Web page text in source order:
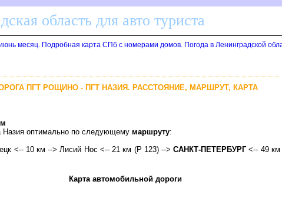
область для авто туриста
месяц. Подробная карта СПб с номерами домов. Погода в Ленинградской
ПГТ РОЩИНО - ПГТ НАЗИЯ. РАССТОЯНИЕ, МАРШРУТ, КАРТА
Назия оптимально по следующему маршруту:
<-- 10 км --> Лисий Нос <-- 21 км (Р 123) -->САНКТ-ПЕТЕРБУРГ<-- 49 км
Карта автомобильной дороги